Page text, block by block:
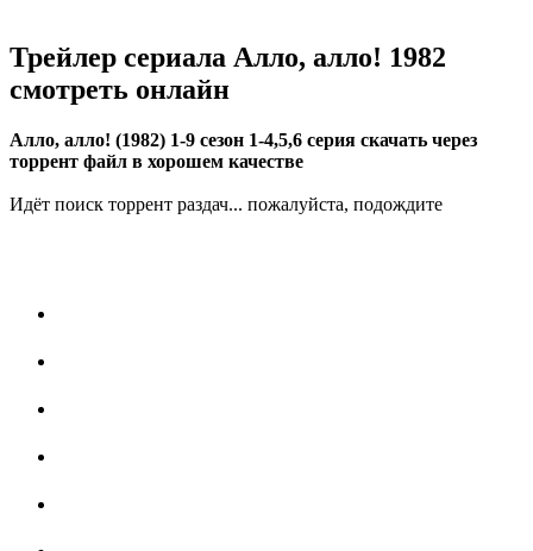
Трейлер сериала Алло, алло! 1982
смотреть онлайн
Алло, алло! (1982) 1-9 сезон 1-4,5,6 серия скачать через
торрент файл в хорошем качестве
Идёт поиск торрент раздач... пожалуйста, подождите